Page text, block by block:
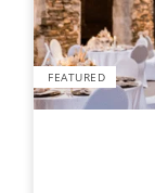
FEATURED